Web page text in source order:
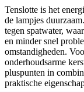
Tenslotte is het
de lampjes
tegen spatwater,
en minder snel
omstandigheden.
onderhoudsarme
pluspunten in
praktische